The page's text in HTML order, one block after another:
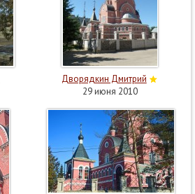
Дворядкин Дмитрий
29 июня 2010